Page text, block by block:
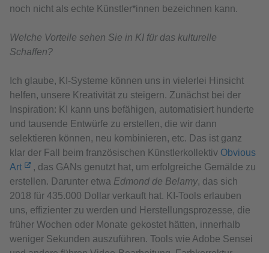
noch nicht als echte Künstler*innen bezeichnen kann.
Welche Vorteile sehen Sie in KI für das kulturelle
Schaffen?
Ich glaube, KI-Systeme können uns in vielerlei Hinsicht
helfen, unsere Kreativität zu steigern. Zunächst bei der
Inspiration: KI kann uns befähigen, automatisiert hunderte
und tausende Entwürfe zu erstellen, die wir dann
selektieren können, neu kombinieren, etc. Das ist ganz
klar der Fall beim französischen Künstlerkollektiv Obvious
Art
, das GANs genutzt hat, um erfolgreiche Gemälde zu
erstellen. Darunter etwa Edmond de Belamy, das sich
2018 für 435.000 Dollar verkauft hat. KI-Tools erlauben
uns, effizienter zu werden und Herstellungsprozesse, die
früher Wochen oder Monate gekostet hätten, innerhalb
weniger Sekunden auszuführen. Tools wie Adobe Sensei